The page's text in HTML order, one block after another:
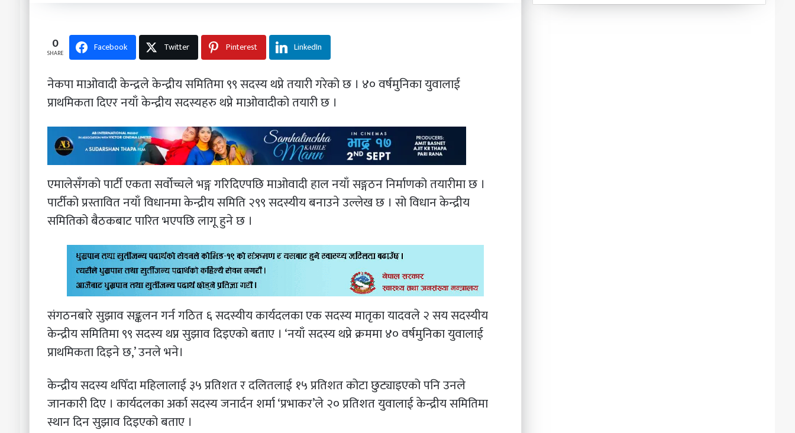
0
SHARE Facebook Twitter Pinterest LinkedIn
नेकपा माओवादी केन्द्रले केन्द्रीय समितिमा ९९ सदस्य थप्ने तयारी गरेको छ । ४० वर्षमुनिका युवालाई
प्राथमिकता दिएर नयाँ केन्द्रीय सदस्यहरु थप्ने माओवादीको तयारी छ ।
एमालेसँगको पार्टी एकता सर्वोच्चले भङ्ग गरिदिएपछि माओवादी हाल नयाँ सङ्गठन निर्माणको तयारीमा छ ।
पार्टीको प्रस्तावित नयाँ विधानमा केन्द्रीय समिति २९९ सदस्यीय बनाउने उल्लेख छ । सो विधान केन्द्रीय
समितिको बैठकबाट पारित भएपछि लागू हुने छ ।
संगठनबारे सुझाव सङ्कलन गर्न गठित ६ सदस्यीय कार्यदलका एक सदस्य मातृका यादवले २ सय सदस्यीय
केन्द्रीय समितिमा ९९ सदस्य थप्न सुझाव दिइएको बताए । ‘नयाँ सदस्य थप्ने क्रममा ४० वर्षमुनिका युवालाई
प्राथमिकता दिइने छ,’ उनले भने।
केन्द्रीय सदस्य थपिँदा महिलालाई ३५ प्रतिशत र दलितलाई १५ प्रतिशत कोटा छुट्याइएको पनि उनले
जानकारी दिए । कार्यदलका अर्का सदस्य जनार्दन शर्मा ‘प्रभाकर’ले २० प्रतिशत युवालाई केन्द्रीय समितिमा
स्थान दिन सुझाव दिइएको बताए ।